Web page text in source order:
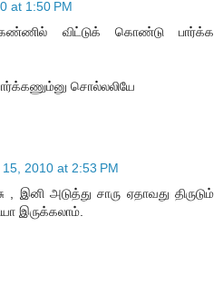
at 1:50 PM
விட்டுக் கொண்டு பார்க்க
சொல்லலியே
2010 at 2:53 PM
, இனி அடுத்து சாரு ஏதாவது திருடும்
இருக்கலாம்.